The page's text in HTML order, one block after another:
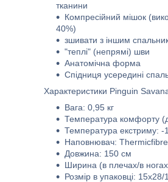
тканини
Компресійний мішок
40%)
зшивати з іншим
"теплі" (непрямі) шви
Анатомічна форма
Спідниця усередині
Характеристики Pinguin
Вага: 0,95 кг
Температура комфорту
Температура екстриму: -
Наповнювач:
Довжина: 150 см
Ширина (в плечах/в
Розмір в упаковці: 15x28/